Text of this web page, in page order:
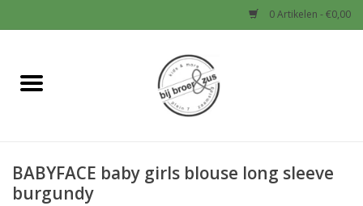
0 Artikelen - €0,00
Home
Baby
BABYFACE baby girls blouse long sleeve
burgundy